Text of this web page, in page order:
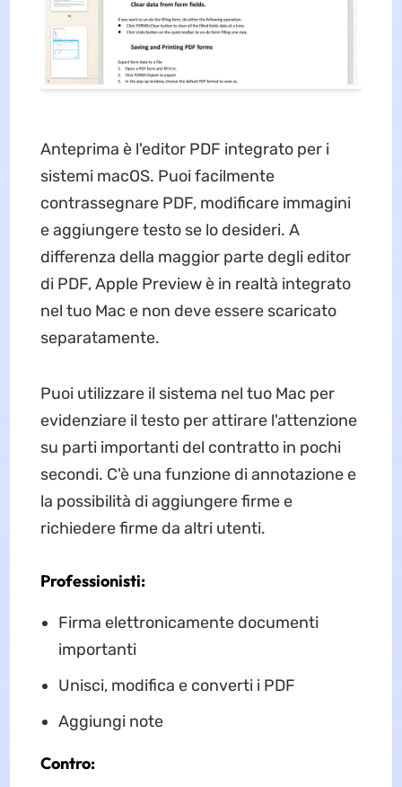
Anteprima è l'editor PDF integrato per i
sistemi macOS. Puoi facilmente
contrassegnare PDF, modificare immagini
e aggiungere testo se lo desideri. A
differenza della maggior parte degli editor
di PDF, Apple Preview è in realtà integrato
nel tuo Mac e non deve essere scaricato
separatamente.
Puoi utilizzare il sistema nel tuo Mac per
evidenziare il testo per attirare l'attenzione
su parti importanti del contratto in pochi
secondi. C'è una funzione di annotazione e
la possibilità di aggiungere firme e
richiedere firme da altri utenti.
Professionisti:
Firma elettronicamente documenti
importanti
Unisci, modifica e converti i PDF
Aggiungi note
Contro: